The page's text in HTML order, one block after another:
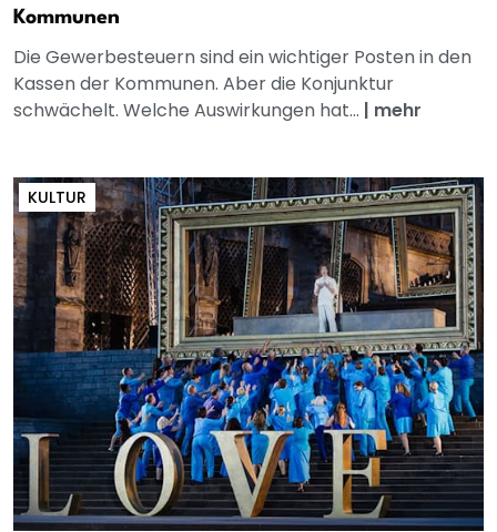
Kommunen
Die Gewerbesteuern sind ein wichtiger Posten in den
Kassen der Kommunen. Aber die Konjunktur
schwächelt. Welche Auswirkungen hat... | mehr
KULTUR